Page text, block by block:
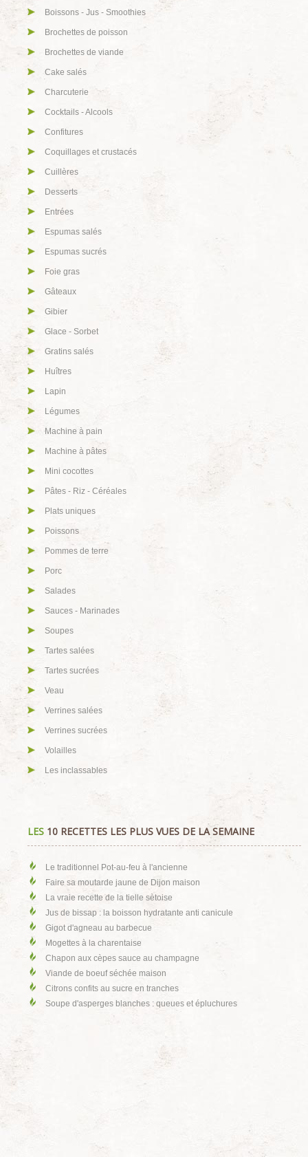
Boissons - Jus - Smoothies
Brochettes de poisson
Brochettes de viande
Cake salés
Charcuterie
Cocktails - Alcools
Confitures
Coquillages et crustacés
Cuillères
Desserts
Entrées
Espumas salés
Espumas sucrés
Foie gras
Gâteaux
Gibier
Glace - Sorbet
Gratins salés
Huîtres
Lapin
Légumes
Machine à pain
Machine à pâtes
Mini cocottes
Pâtes - Riz - Céréales
Plats uniques
Poissons
Pommes de terre
Porc
Salades
Sauces - Marinades
Soupes
Tartes salées
Tartes sucrées
Veau
Verrines salées
Verrines sucrées
Volailles
Les inclassables
LES 10 RECETTES LES PLUS VUES DE LA SEMAINE
Le traditionnel Pot-au-feu à l'ancienne
Faire sa moutarde jaune de Dijon maison
La vraie recette de la tielle sètoise
Jus de bissap : la boisson hydratante anti canicule
Gigot d'agneau au barbecue
Mogettes à la charentaise
Chapon aux cèpes sauce au champagne
Viande de boeuf séchée maison
Citrons confits au sucre en tranches
Soupe d'asperges blanches : queues et épluchures